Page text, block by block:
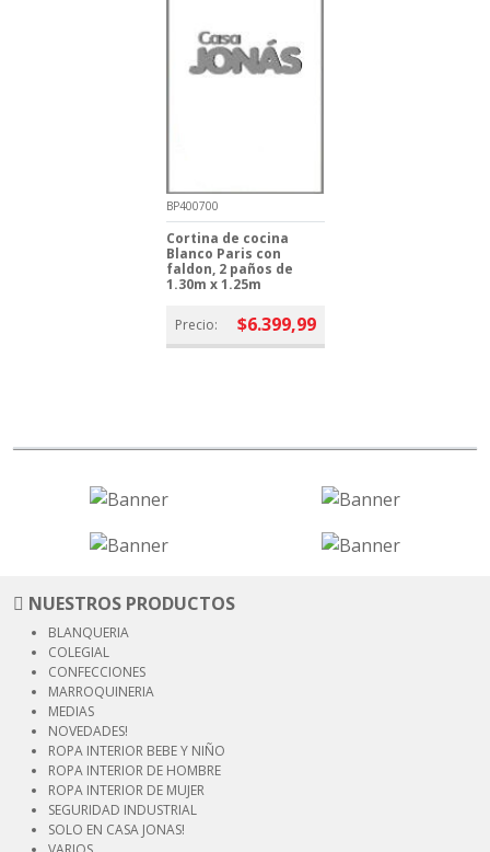
BP400700
Cortina de cocina
Blanco Paris con
faldon, 2 paños de
1.30m x 1.25m
Precio: $6.399,99
NUESTROS PRODUCTOS
BLANQUERIA
COLEGIAL
CONFECCIONES
MARROQUINERIA
MEDIAS
NOVEDADES!
ROPA INTERIOR BEBE Y NIÑO
ROPA INTERIOR DE HOMBRE
ROPA INTERIOR DE MUJER
SEGURIDAD INDUSTRIAL
SOLO EN CASA JONAS!